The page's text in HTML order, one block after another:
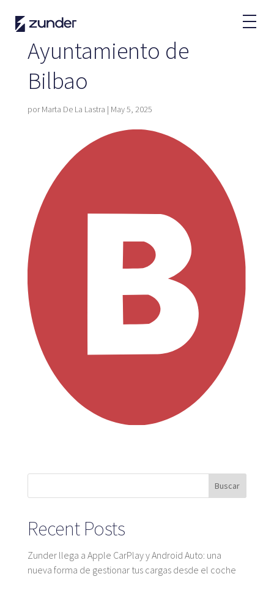
Usuario VE
App de Zunder
¿Cómo cargar?
Grandes cuentas
Administraciones
Acuerdos
Plataforma SaaS
Beneficios
Para quién
Buscamos ubicaciones
Ayuntamiento de
Bilbao
porMarta De La Lastra | May 5, 2025
Buscar
Recent Posts
Zunder llega a Apple CarPlay y Android Auto: una
nueva forma de gestionar tus cargas desde el coche